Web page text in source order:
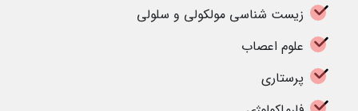
زیست شناسی مولکولی و سلولی
علوم اعصاب
پرستاری